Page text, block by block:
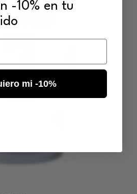
-10% en tu
mi -10%